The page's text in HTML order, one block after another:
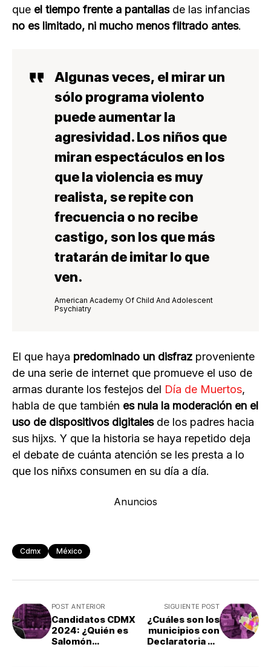
que el tiempo frente a pantallasde las infancias
no es limitado, ni mucho menos filtrado antes.
Algunas veces, el mirar un
sólo programa violento
puede aumentar la
agresividad. Los niños que
miran espectáculos en los
que la violencia es muy
realista, se repite con
frecuencia o no recibe
castigo, son los que más
tratarán de imitar lo que
ven.
American Academy Of Child And Adolescent
Psychiatry
El que haya predominado un disfraz proveniente
de una serie de internet que promueve el uso de
armas durante los festejos del Día de Muertos,
habla de que también es nula la moderación en el
uso de dispositivos digitales de los padres hacia
sus hijxs. Y que la historia se haya repetido deja
el debate de cuánta atención se les presta a lo
que los niñxs consumen en su día a día.
Anuncios
Cdmx México
POST ANTERIOR
Candidatos CDMX
2024: ¿Quién es
Salomón
SIGUIENTE POST
¿Cuáles son los
municipios con
Declaratoria de